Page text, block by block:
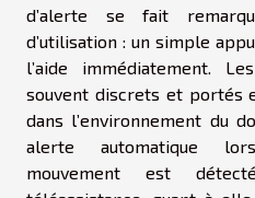
d’alerte se fait
d’utilisation : un simple
l’aide immédiatement.
souvent discrets et portés
dans l’environnement du
alerte automatique
mouvement est